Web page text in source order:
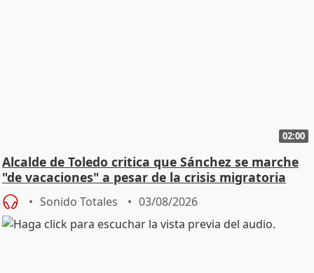
02:00
Alcalde de Toledo critica que Sánchez se marche
"de vacaciones" a pesar de la crisis migratoria
Sonido Totales 03/08/2026